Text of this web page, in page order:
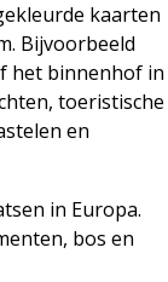
kaarten
Bijvoorbeeld
het binnenhof in
toeristische
en
in Europa.
bos en